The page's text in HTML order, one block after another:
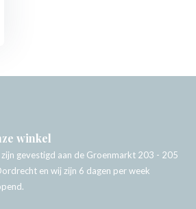
winkel
gevestigd aan de Groenmarkt 203 - 205
en wij zijn 6 dagen per week